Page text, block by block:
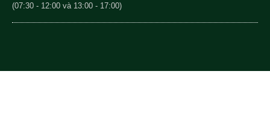
(07:30 - 12:00 và 13:00 - 17:00)